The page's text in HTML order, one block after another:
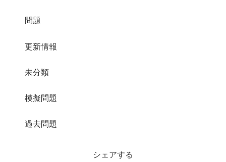
問題
更新情報
未分類
模擬問題
過去問題
シェアする